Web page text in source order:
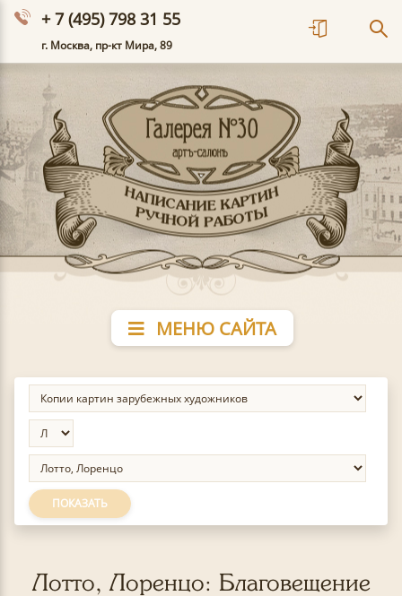
+ 7 (495) 798 31 55
г. Москва, пр-кт Мира, 89
МЕНЮ САЙТА
ПОКАЗАТЬ
Лотто, Лоренцо: Благовещение